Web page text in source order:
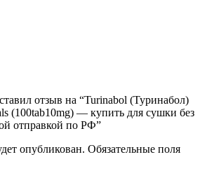
отзыв на “Turinabol (Туринабол)
(100tab10mg) — купить для сушки без
отправкой по РФ”
опубликован. Обязательные поля